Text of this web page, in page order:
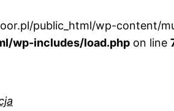
public_html/wp-content/
wp-includes/load.php on line